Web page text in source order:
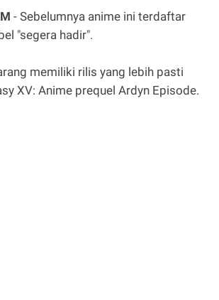
- Sebelumnya anime ini terdaftar
"segera hadir".
memiliki rilis yang lebih pasti
XV: Anime prequel Ardyn Episode.